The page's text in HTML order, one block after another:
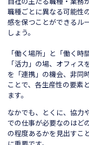
職種ごとに異なる可能性
感を保つことができるル
しょう。
「働く場所」と「働く
「活力」の場、オフィ
を「連携」の機会、非同
ことで、各生産性の要素
ます。
なかでも、とくに、協力
での仕事が必要なのはど
の程度あるかを見出すこ